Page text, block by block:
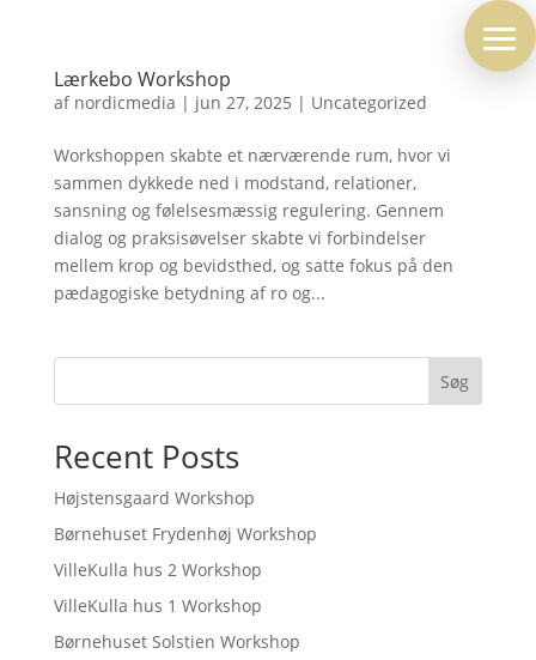
Lærkebo Workshop
af nordicmedia | jun 27, 2025 | Uncategorized
Workshoppen skabte et nærværende rum, hvor vi
sammen dykkede ned i modstand, relationer,
sansning og følelsesmæssig regulering. Gennem
dialog og praksisøvelser skabte vi forbindelser
mellem krop og bevidsthed, og satte fokus på den
pædagogiske betydning af ro og...
Søg
Recent Posts
Højstensgaard Workshop
Børnehuset Frydenhøj Workshop
VilleKulla hus 2 Workshop
VilleKulla hus 1 Workshop
Børnehuset Solstien Workshop